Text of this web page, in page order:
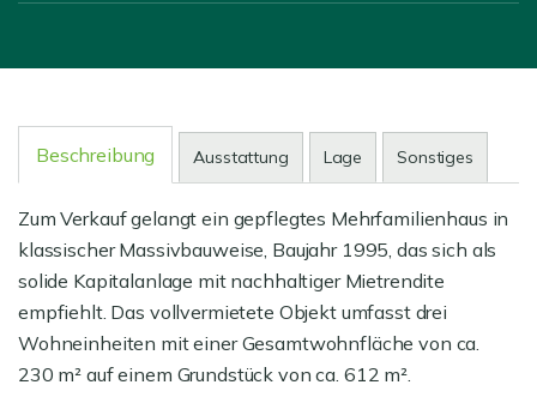
Beschreibung Ausstattung Lage Sonstiges
Zum Verkauf gelangt ein gepflegtes Mehrfamilienhaus in
klassischer Massivbauweise, Baujahr 1995, das sich als
solide Kapitalanlage mit nachhaltiger Mietrendite
empfiehlt. Das vollvermietete Objekt umfasst drei
Wohneinheiten mit einer Gesamtwohnfläche von ca.
230 m² auf einem Grundstück von ca. 612 m².